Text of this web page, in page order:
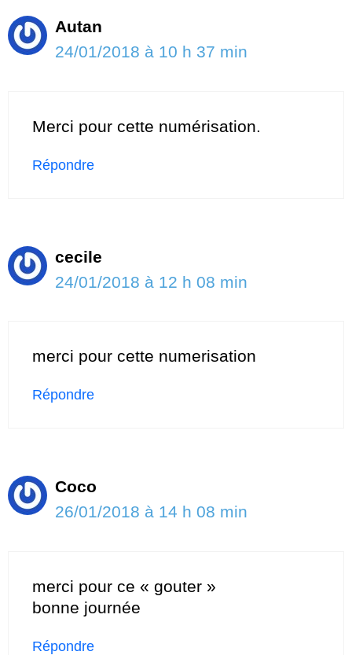
Autan
24/01/2018 à 10 h 37 min
Merci pour cette numérisation.
Répondre
cecile
24/01/2018 à 12 h 08 min
merci pour cette numerisation
Répondre
Coco
26/01/2018 à 14 h 08 min
merci pour ce « gouter »
bonne journée
Répondre